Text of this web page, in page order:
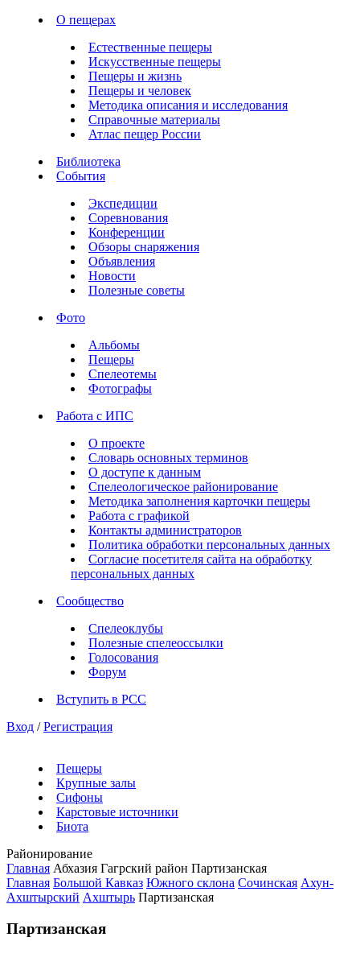
О пещерах
Естественные пещеры
Искусственные пещеры
Пещеры и жизнь
Пещеры и человек
Методика описания и исследования
Справочные материалы
Атлас пещер России
Библиотека
События
Экспедиции
Соревнования
Конференции
Обзоры снаряжения
Объявления
Новости
Полезные советы
Фото
Альбомы
Пещеры
Спелеотемы
Фотографы
Работа с ИПС
О проекте
Словарь основных терминов
О доступе к данным
Спелеологическое районирование
Методика заполнения карточки пещеры
Работа с графикой
Контакты администраторов
Политика обработки персональных данных
Согласие посетителя сайта на обработку
персональных данных
Сообщество
Спелеоклубы
Полезные спелеоссылки
Голосования
Форум
Вступить в РСС
Вход / Регистрация
Пещеры
Крупные залы
Сифоны
Карстовые источники
Биота
Районирование
Главная Абхазия Гагрский район Партизанская
Главная Большой Кавказ Южного склона Сочинская Ахун-
Ахштырский Ахштырь Партизанская
Партизанская